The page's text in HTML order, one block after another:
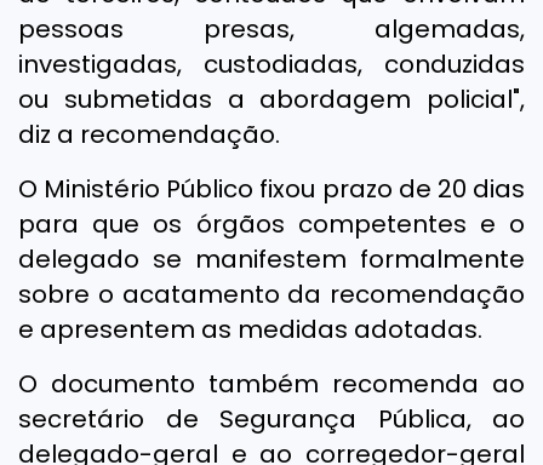
pessoas presas, algemadas,
investigadas, custodiadas, conduzidas
ou submetidas a abordagem policial",
diz a recomendação.
O Ministério Público fixou prazo de 20 dias
para que os órgãos competentes e o
delegado se manifestem formalmente
sobre o acatamento da recomendação
e apresentem as medidas adotadas.
O documento também recomenda ao
secretário de Segurança Pública, ao
delegado-geral e ao corregedor-geral